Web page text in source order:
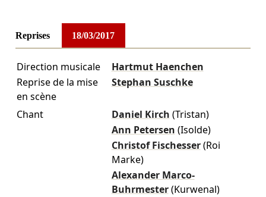
Reprises 18/03/2017
Direction musicale
Hartmut Haenchen
Reprise de la mise
en scène
Stephan Suschke
Chant Daniel Kirch (Tristan)
Ann Petersen (Isolde)
Christof Fischesser (Roi
Marke)
Alexander Marco-
Buhrmester (Kurwenal)